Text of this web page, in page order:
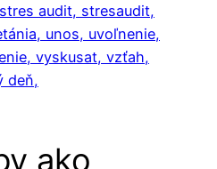
stres audit, stresaudit,
unos, uvoľnenie,
vyskusat, vzťah,
deň,
ako